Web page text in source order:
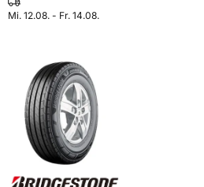
Mi. 12.08. - Fr. 14.08.